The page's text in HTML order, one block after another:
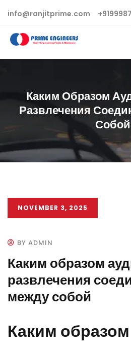
info@ranjitprime.com
Каким Образом
Развлечения
Собой
NOVEMBER 3, 2025
BY ADMIN
Каким образом
развлечения
между собой
Каким образом